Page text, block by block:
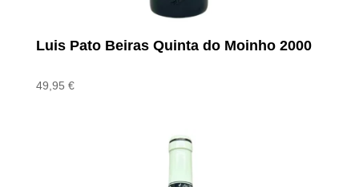
Luis Pato Beiras Quinta do Moinho 2000
49,95 €